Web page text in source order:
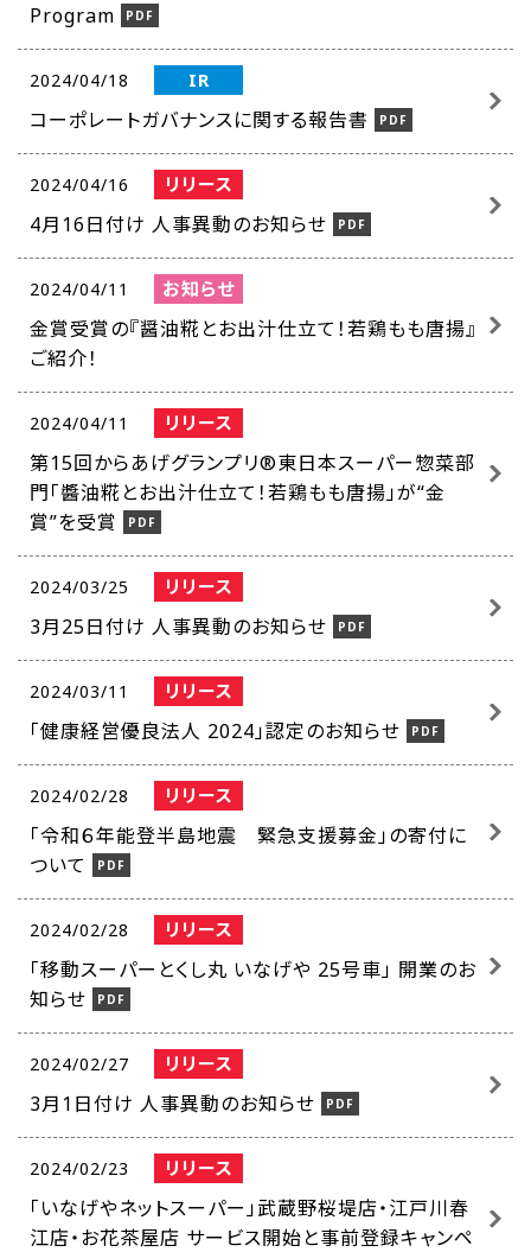
Program
2024/04/18 IR
コーポレートガバナンスに関する報告書
2024/04/16 リリース
4月16日付け 人事異動のお知らせ
2024/04/11 お知らせ
金賞受賞の『醤油糀とお出汁仕立て！若鶏もも唐揚』
ご紹介！
2024/04/11 リリース
第15回からあげグランプリ®東日本スーパー惣菜部
門「醬油糀とお出汁仕立て！若鶏もも唐揚」が“金
賞”を受賞
2024/03/25 リリース
3月25日付け 人事異動のお知らせ
2024/03/11 リリース
「健康経営優良法人 2024」認定のお知らせ
2024/02/28 リリース
「令和６年能登半島地震 緊急支援募金」の寄付に
ついて
2024/02/28 リリース
「移動スーパーとくし丸 いなげや 25号車」 開業のお
知らせ
2024/02/27 リリース
3月1日付け 人事異動のお知らせ
2024/02/23 リリース
「いなげやネットスーパー」武蔵野桜堤店・江戸川春
江店・お花茶屋店 サービス開始と事前登録キャンペ